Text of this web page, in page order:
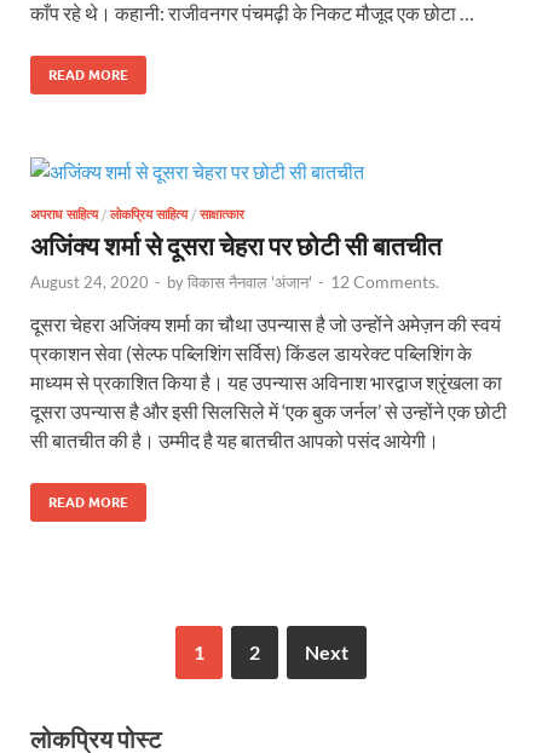
काँप रहे थे। कहानी: राजीवनगर पंचमढ़ी के निकट मौजूद एक छोटा …
READ MORE
अपराध साहित्य/ लोकप्रिय साहित्य/ साक्षात्कार
अजिंक्य शर्मा से दूसरा चेहरा पर छोटी सी बातचीत
August 24, 2020 - byविकास नैनवाल 'अंजान' - 12 Comments.
दूसरा चेहरा अजिंक्य शर्मा का चौथा उपन्यास है जो उन्होंने अमेज़न की स्वयं
प्रकाशन सेवा (सेल्फ पब्लिशिंग सर्विस) किंडल डायरेक्ट पब्लिशिंग के
माध्यम से प्रकाशित किया है। यह उपन्यास अविनाश भारद्वाज श्रृंखला का
दूसरा उपन्यास है और इसी सिलसिले में ‘एक बुक जर्नल’ से उन्होंने एक छोटी
सी बातचीत की है। उम्मीद है यह बातचीत आपको पसंद आयेगी।
READ MORE
1 2 Next
लोकप्रिय पोस्ट